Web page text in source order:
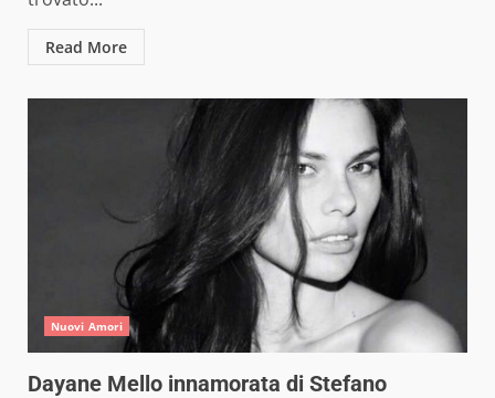
Read More
Nuovi Amori
Dayane Mello innamorata di Stefano